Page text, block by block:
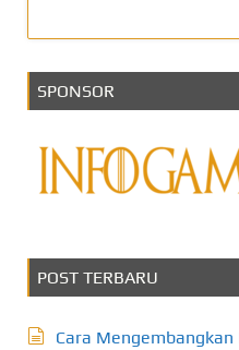
SPONSOR
POST TERBARU
Cara